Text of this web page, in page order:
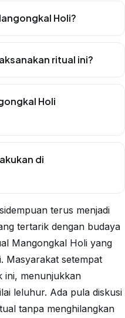
Holi?
ritual ini?
Holi
di
terus menjadi
tertarik dengan budaya
Mangongkal Holi yang
Masyarakat setempat
ini, menunjukkan
leluhur. Ada pula diskusi
tanpa menghilangkan